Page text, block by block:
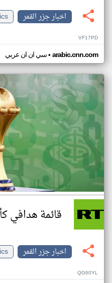
اخبار جزر القمر
VF17PD
سي ان ان عربي• arabic.cnn.com
قائمة هدافي
اخبار جزر القمر
QG60YL